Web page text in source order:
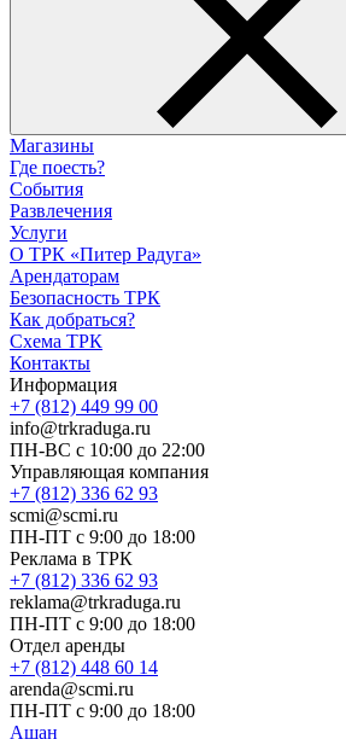
Магазины
Где поесть?
События
Развлечения
Услуги
О ТРК «Питер Радуга»
Арендаторам
Безопасность ТРК
Как добраться?
Схема ТРК
Контакты
Информация
+7 (812) 449 99 00
info@trkraduga.ru
ПН-ВС с 10:00 до 22:00
Управляющая компания
+7 (812) 336 62 93
scmi@scmi.ru
ПН-ПТ с 9:00 до 18:00
Реклама в ТРК
+7 (812) 336 62 93
reklama@trkraduga.ru
ПН-ПТ с 9:00 до 18:00
Отдел аренды
+7 (812) 448 60 14
arenda@scmi.ru
ПН-ПТ с 9:00 до 18:00
Ашан